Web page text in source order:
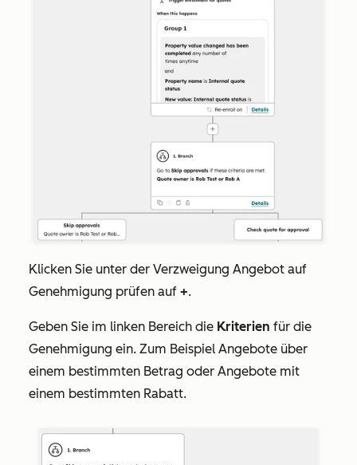
Klicken Sie unter der Verzweigung Angebot auf
Genehmigung prüfen auf +.
Geben Sie im linken Bereich die Kriterien für die
Genehmigung ein. Zum Beispiel Angebote über
einem bestimmten Betrag oder Angebote mit
einem bestimmten Rabatt.